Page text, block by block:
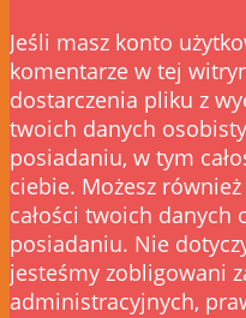
Jeśli masz konto
komentarze w tej
dostarczenia pliku z
twoich danych
posiadaniu, w tym
ciebie. Możesz
całości twoich danych
posiadaniu. Nie
jesteśmy zobligowani
administracyjnych,